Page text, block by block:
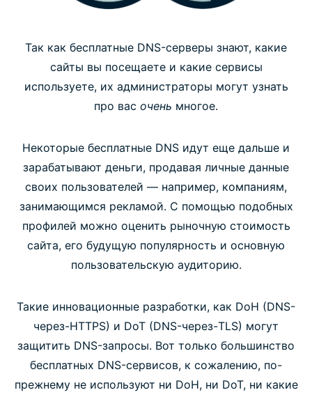
Так как бесплатные DNS-серверы знают, какие
сайты вы посещаете и какие сервисы
используете, их администраторы могут узнать
про вас очень многое.
Некоторые бесплатные DNS идут еще дальше и
зарабатывают деньги, продавая личные данные
своих пользователей — например, компаниям,
занимающимся рекламой. С помощью подобных
профилей можно оценить рыночную стоимость
сайта, его будущую популярность и основную
пользовательскую аудиторию.
Такие инновационные разработки, как DoH (DNS-
через-HTTPS) и DoT (DNS-через-TLS) могут
защитить DNS-запросы. Вот только большинство
бесплатных DNS-сервисов, к сожалению, по-
прежнему не используют ни DoH, ни DoT, ни какие